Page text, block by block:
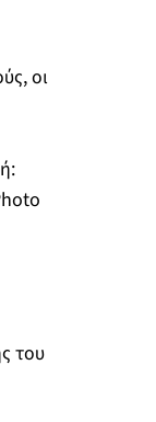
οι
του